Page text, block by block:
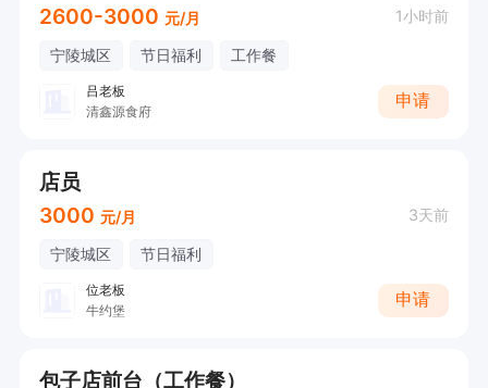
2600-3000 元/月 1小时前
宁陵城区 节日福利 工作餐
吕老板
清鑫源食府
申请
店员
3000 元/月 3天前
宁陵城区 节日福利
位老板
牛约堡
申请
包子店前台（工作餐）